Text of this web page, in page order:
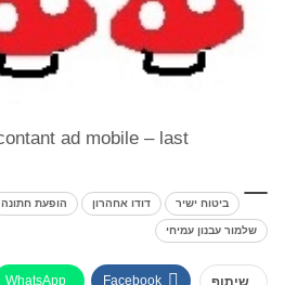
ביטוח ישיר דודו אחהרון הופעת חתונה
שלמור עבנון עמיחי
Facebook
WhatsApp